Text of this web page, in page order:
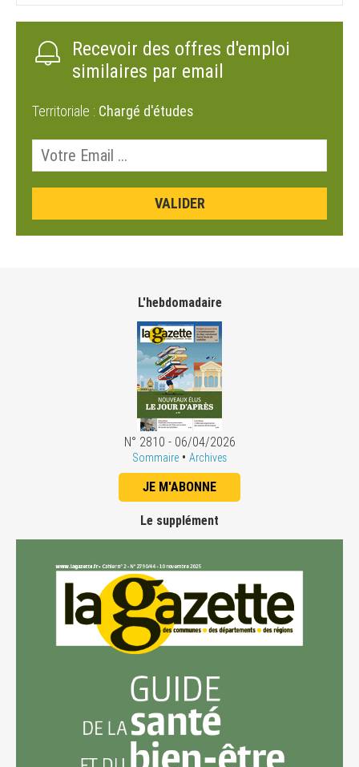
Recevoir des offres d'emploi
similaires par email
Territoriale : Chargé d'études
L'hebdomadaire
N° 2810 - 06/04/2026
Sommaire • Archives
JE M'ABONNE
Le supplément